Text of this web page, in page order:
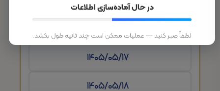
تاریخ ورود
در حال آماده‌سازی اطلاعات
لطفاً صبر کنید — عملیات ممکن است چند ثانیه طول بکشد.